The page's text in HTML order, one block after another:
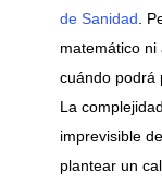
de Sanidad .
matemático
cuándo podrá
La
imprevisible
plantear un